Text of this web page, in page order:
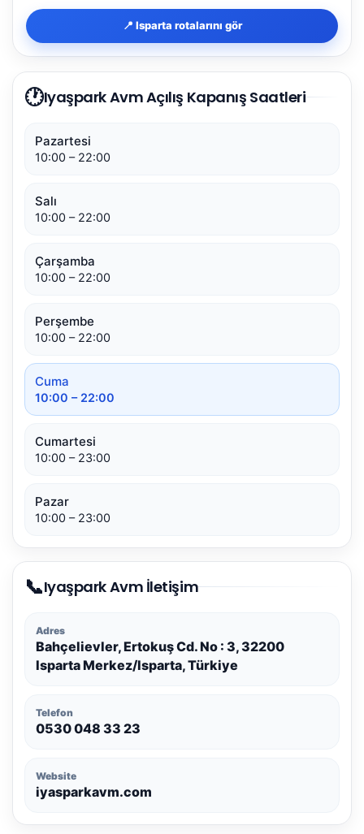
📍 Isparta rotalarını gör
🕐Iyaşpark Avm Açılış Kapanış Saatleri
Pazartesi
10:00 – 22:00
Salı
10:00 – 22:00
Çarşamba
10:00 – 22:00
Perşembe
10:00 – 22:00
Cuma
10:00 – 22:00
Cumartesi
10:00 – 23:00
Pazar
10:00 – 23:00
📞Iyaşpark Avm İletişim
Adres
Bahçelievler, Ertokuş Cd. No : 3, 32200
Isparta Merkez/Isparta, Türkiye
Telefon
0530 048 33 23
Website
iyasparkavm.com